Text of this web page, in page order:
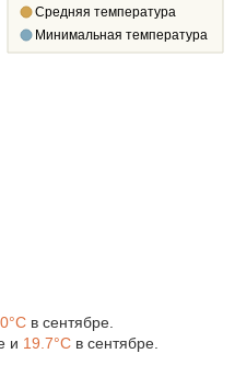
Средняя температура
Минимальная температура
в сентябре.
и 19.7°C в сентябре.